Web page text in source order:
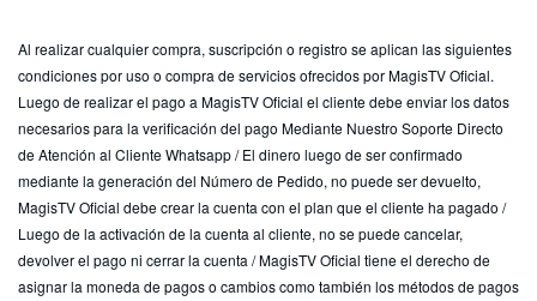
Al realizar cualquier compra, suscripción o registro se aplican las siguientes
condiciones por uso o compra de servicios ofrecidos por MagisTV Oficial.
Luego de realizar el pago a MagisTV Oficial el cliente debe enviar los datos
necesarios para la verificación del pago Mediante Nuestro Soporte Directo
de Atención al Cliente Whatsapp / El dinero luego de ser confirmado
mediante la generación del Número de Pedido, no puede ser devuelto,
MagisTV Oficial debe crear la cuenta con el plan que el cliente ha pagado /
Luego de la activación de la cuenta al cliente, no se puede cancelar,
devolver el pago ni cerrar la cuenta / MagisTV Oficial tiene el derecho de
asignar la moneda de pagos o cambios como también los métodos de pagos